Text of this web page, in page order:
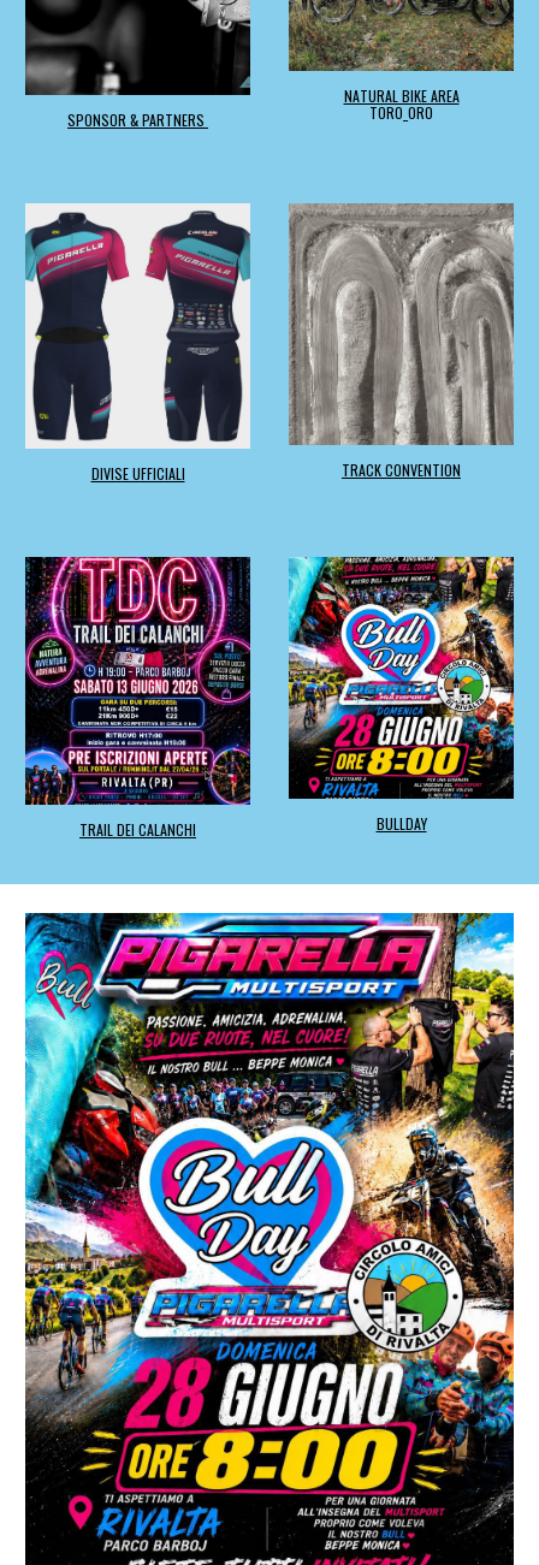
SPONSOR & PARTNERS
NATURAL BIKE AREA
TORO_ORO
DIVISE UFFICIALI TRACK CONVENTION
TRAIL DEI CALANCHI BULLDAY